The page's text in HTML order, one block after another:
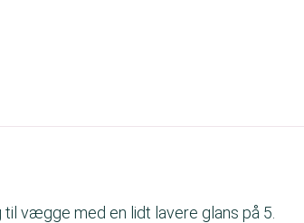
vægge med en lidt lavere glans på 5.